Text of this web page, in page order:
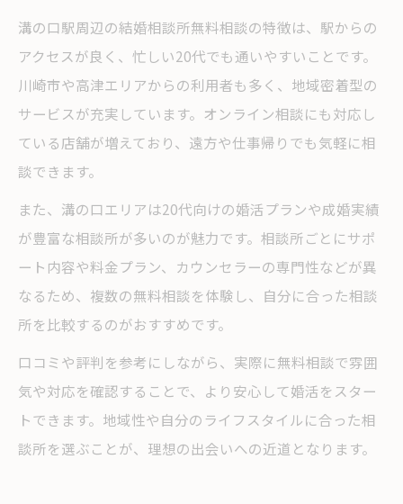
溝の口駅周辺の結婚相談所無料相談の特徴は、駅からの
アクセスが良く、忙しい20代でも通いやすいことです。
川崎市や高津エリアからの利用者も多く、地域密着型の
サービスが充実しています。オンライン相談にも対応し
ている店舗が増えており、遠方や仕事帰りでも気軽に相
談できます。
また、溝の口エリアは20代向けの婚活プランや成婚実績
が豊富な相談所が多いのが魅力です。相談所ごとにサポ
ート内容や料金プラン、カウンセラーの専門性などが異
なるため、複数の無料相談を体験し、自分に合った相談
所を比較するのがおすすめです。
口コミや評判を参考にしながら、実際に無料相談で雰囲
気や対応を確認することで、より安心して婚活をスター
トできます。地域性や自分のライフスタイルに合った相
談所を選ぶことが、理想の出会いへの近道となります。